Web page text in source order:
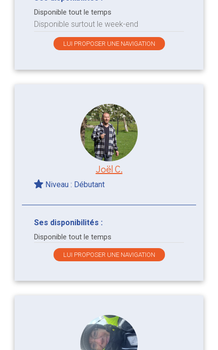
Disponible tout le temps
Disponible surtout le week-end
LUI PROPOSER UNE NAVIGATION
Joël C.
Niveau : Débutant
Ses disponibilités :
Disponible tout le temps
LUI PROPOSER UNE NAVIGATION